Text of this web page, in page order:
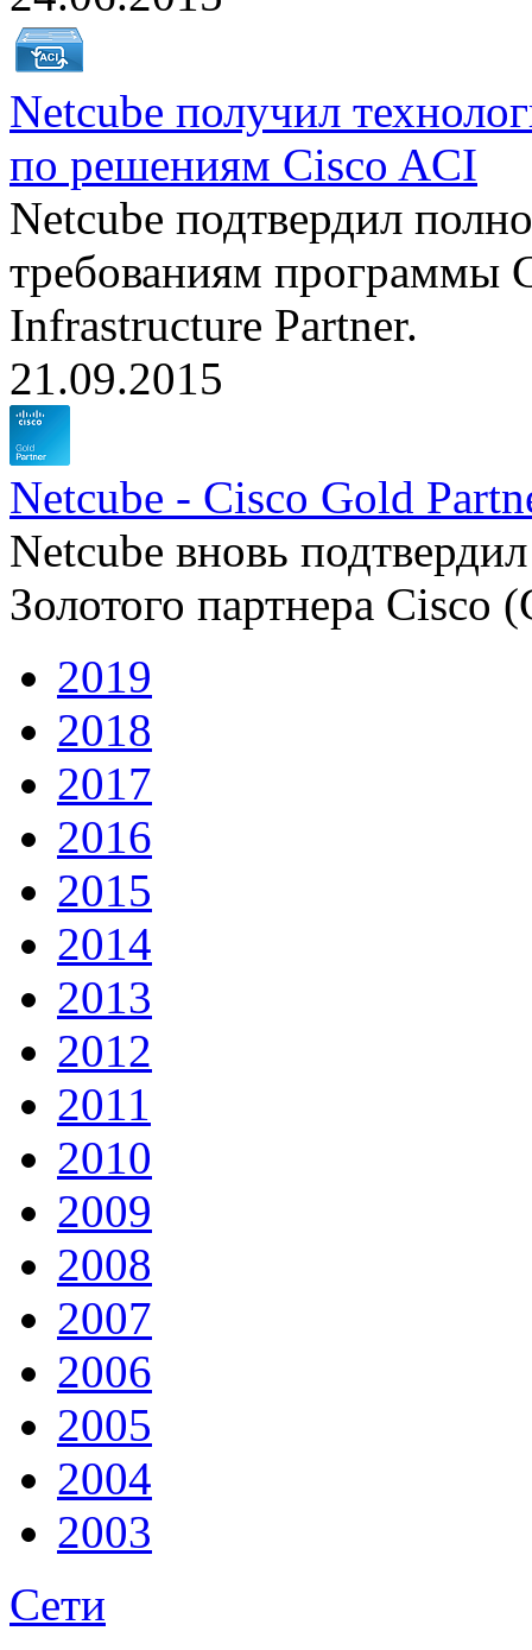
Netcube получил
по решениям Cisco ACI
Netcube подтвердил
требованиям программы
Infrastructure Partner.
21.09.2015
Netcube - Cisco Gold
Netcube вновь
Золотого партнера Cisco
2019
2018
2017
2016
2015
2014
2013
2012
2011
2010
2009
2008
2007
2006
2005
2004
2003
Сети